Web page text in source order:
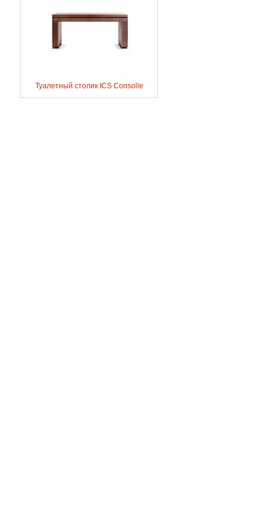
Туалетный столик ICS Consolle